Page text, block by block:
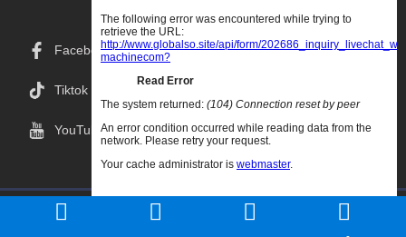
Facebook
Tiktok
YouTube